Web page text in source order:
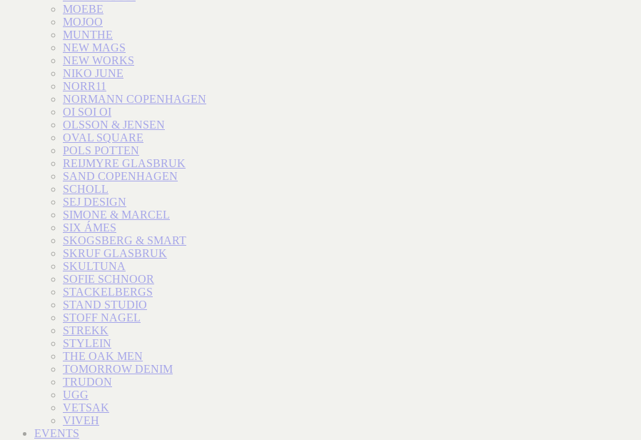
MOEBE
MOJOO
MUNTHE
NEW MAGS
NEW WORKS
NIKO JUNE
NORR11
NORMANN COPENHAGEN
OI SOI OI
OLSSON & JENSEN
OVAL SQUARE
POLS POTTEN
REIJMYRE GLASBRUK
SAND COPENHAGEN
SCHOLL
SEJ DESIGN
SIMONE & MARCEL
SIX ÁMES
SKOGSBERG & SMART
SKRUF GLASBRUK
SKULTUNA
SOFIE SCHNOOR
STACKELBERGS
STAND STUDIO
STOFF NAGEL
STREKK
STYLEIN
THE OAK MEN
TOMORROW DENIM
TRUDON
UGG
VETSAK
VIVEH
EVENTS